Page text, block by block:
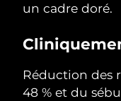
un cadre doré.
Réduction des
48 % et du